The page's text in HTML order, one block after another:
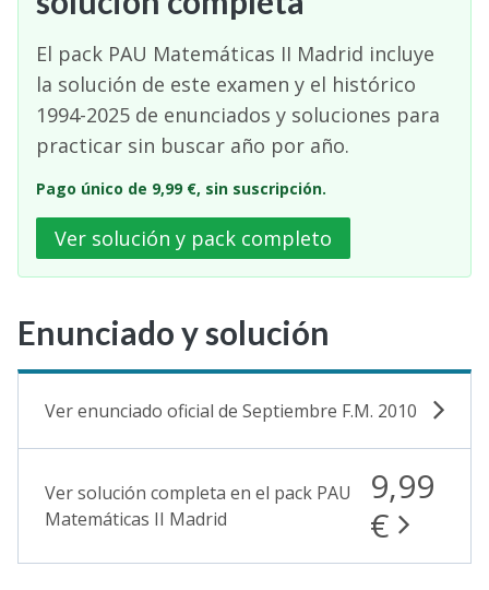
El pack PAU Matemáticas II Madrid incluye
la solución de este examen y el histórico
1994-2025 de enunciados y soluciones para
practicar sin buscar año por año.
Pago único de 9,99 €, sin suscripción.
Ver solución y pack completo
Enunciado y solución
Ver enunciado oficial de Septiembre F.M. 2010
Ver solución completa en el pack PAU
Matemáticas II Madrid
9,99
€